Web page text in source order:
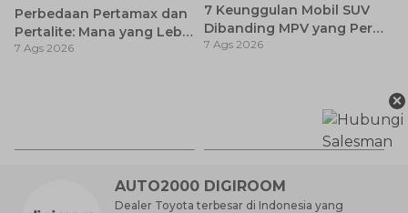
Perbedaan Pertamax dan
Pertalite: Mana yang Lebih
Baik untuk Mobil Toyota
7 Ags 2026
7 Keunggulan Mobil SUV
Dibanding MPV yang Perlu
Anda Ketahui
7 Ags 2026
7
AUTO2000 DIGIROOM
Dealer Toyota terbesar di Indonesia yang
×